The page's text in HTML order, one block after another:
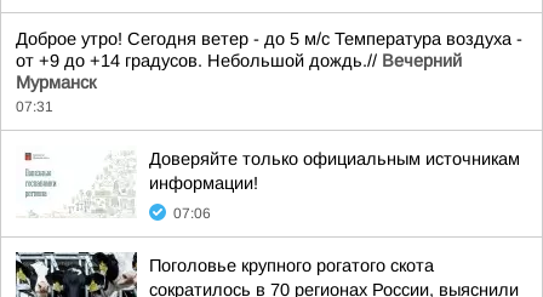
Доброе утро! Сегодня ветер - до 5 м/с Температура воздуха -
от +9 до +14 градусов. Небольшой дождь.// Вечерний
Мурманск
07:31
Доверяйте только официальным источникам
информации!
07:06
Поголовье крупного рогатого скота
сократилось в 70 регионах России, выяснили